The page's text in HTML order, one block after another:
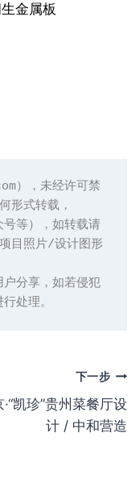
金属板
），未经许可禁
形式转载，
号等），如转载请
目照片/设计图形
分享，如若侵犯
处理。
下一步
凯珍”贵州菜餐厅设
计 / 中和营造